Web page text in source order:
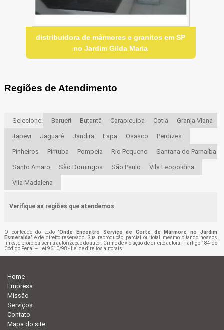
distribuidora de mármores e granitos em SP
no Jardim Gilda Maria
Regiões de Atendimento
Selecione: Barueri Butantã Carapicuíba Cotia Granja Viana
Itapevi Jaguaré Jandira Lapa Osasco Perdizes
Pinheiros Pirituba Pompeia Rio Pequeno Santana do Parnaíba
Santo Amaro São Domingos São Paulo Vila Leopoldina
Vila Madalena
Verifique as regiões que atendemos
O conteúdo do texto "Onde Encontro Serviço de Corte de Mármore no Jardim
Esmeralda" é de direito reservado. Sua reprodução, parcial ou total, mesmo citando nossos
links, é proibida sem a autorização do autor. Crime de violação de direito autoral – artigo 184 do
Código Penal –
Lei 9610/98 - Lei de direitos autorais
Home
Empresa
Missão
Serviços
Contato
Mapa do site